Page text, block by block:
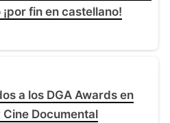
fin en castellano!
a los DGA Awards en
Documental